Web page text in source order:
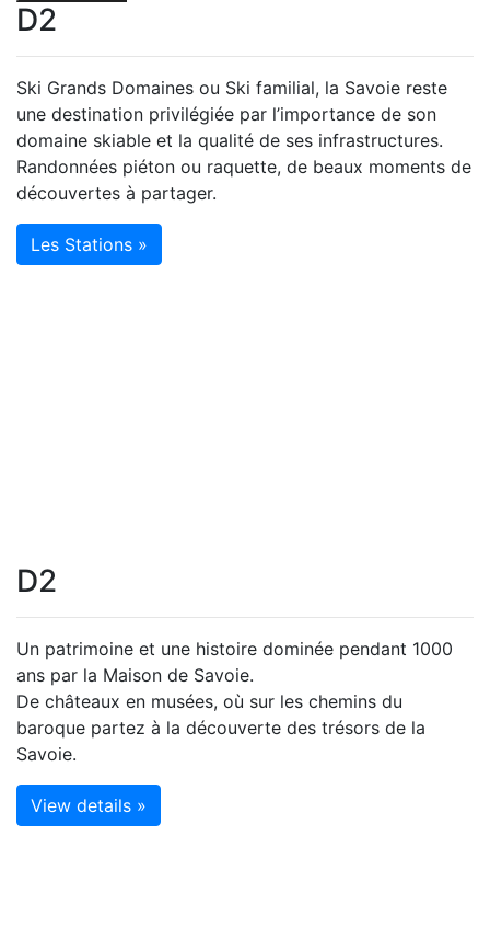
D2
Ski Grands Domaines ou Ski familial, la Savoie reste
une destination privilégiée par l’importance de son
domaine skiable et la qualité de ses infrastructures.
Randonnées piéton ou raquette, de beaux moments de
découvertes à partager.
Les Stations »
D2
Un patrimoine et une histoire dominée pendant 1000
ans par la Maison de Savoie.
De châteaux en musées, où sur les chemins du
baroque partez à la découverte des trésors de la
Savoie.
View details »